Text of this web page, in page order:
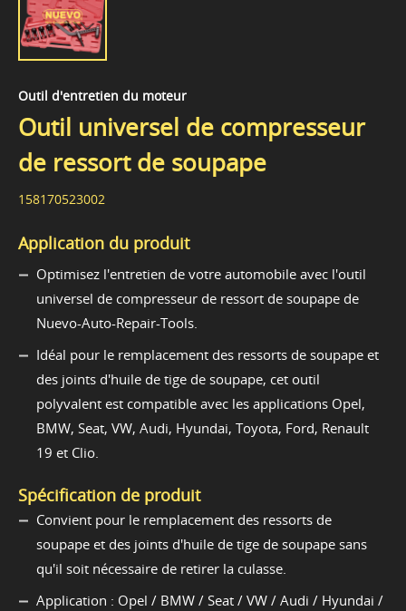
Outil d'entretien du moteur
Outil universel de compresseur
de ressort de soupape
158170523002
Application du produit
Optimisez l'entretien de votre automobile avec l'outil
universel de compresseur de ressort de soupape de
Nuevo-Auto-Repair-Tools.
Idéal pour le remplacement des ressorts de soupape et
des joints d'huile de tige de soupape, cet outil
polyvalent est compatible avec les applications Opel,
BMW, Seat, VW, Audi, Hyundai, Toyota, Ford, Renault
19 et Clio.
Spécification de produit
Convient pour le remplacement des ressorts de
soupape et des joints d'huile de tige de soupape sans
qu'il soit nécessaire de retirer la culasse.
Application : Opel / BMW / Seat / VW / Audi / Hyundai /